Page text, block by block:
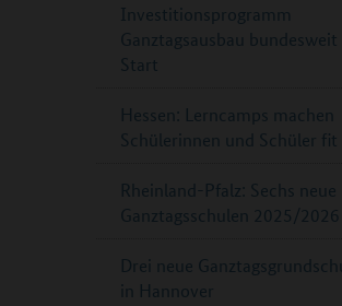
Investitionsprogramm
Ganztagsausbau bundesweit
Start
Hessen: Lerncamps machen
Schülerinnen und Schüler fit
Rheinland-Pfalz: Sechs neue
Ganztagsschulen 2025/2026
Drei neue
in Hannover